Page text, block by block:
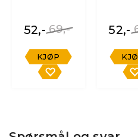
69,-
52,-
KJØP
52,-